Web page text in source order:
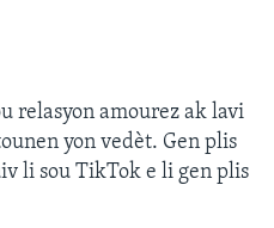
relasyon amourez ak lavi
yon vedèt. Gen plis
li sou TikTok e li gen plis